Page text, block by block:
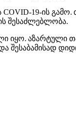
COVID-19-ის
შესაძლებლობა.
იყო. აზარტული
შესაბამისად